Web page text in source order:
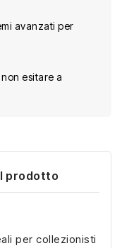
avanzati per
esitare a
prodotto
per collezionisti